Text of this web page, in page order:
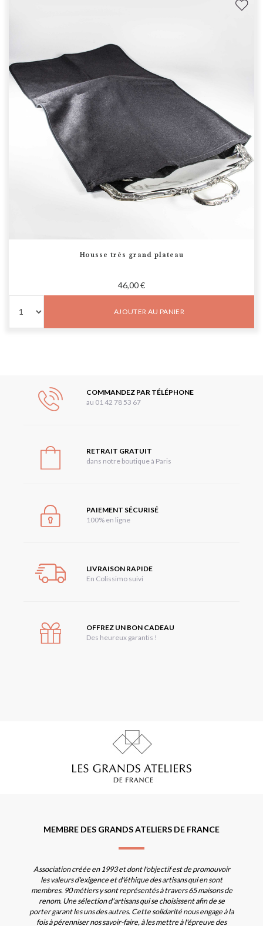
Housse très grand plateau
46,00 €
AJOUTER AU PANIER
COMMANDEZ PAR TÉLÉPHONE
au 01 42 78 53 67
RETRAIT GRATUIT
dans notre boutique à Paris
PAIEMENT SÉCURISÉ
100% en ligne
LIVRAISON RAPIDE
En Colissimo suivi
OFFREZ UN BON CADEAU
Des heureux garantis !
MEMBRE DES GRANDS ATELIERS DE FRANCE
Association créée en 1993 et dont l'objectif est de promouvoir
les valeurs d'exigence et d'éthique des artisans qui en sont
membres. 90 métiers y sont représentés à travers 65 maisons de
renom. Une sélection d'artisans qui se choisissent afin de se
porter garant les uns des autres. Cette solidarité nous engage à la
fois à pérenniser nos savoir-faire, à les mettre à l'épreuve des